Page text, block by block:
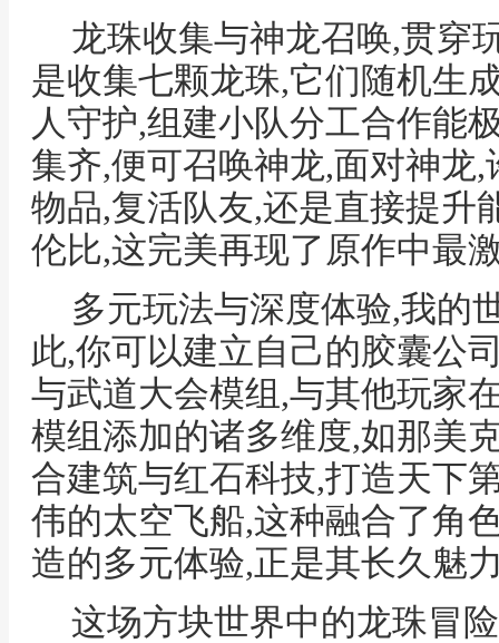
龙珠收集与神龙召唤,贯穿
是收集七颗龙珠,它们随机生
人守护,组建小队分工合作能
集齐,便可召唤神龙,面对神龙
物品,复活队友,还是直接提升
伦比,这完美再现了原作中最
多元玩法与深度体验,我的
此,你可以建立自己的胶囊公
与武道大会模组,与其他玩家
模组添加的诸多维度,如那美
合建筑与红石科技,打造天下
伟的太空飞船,这种融合了角
造的多元体验,正是其长久魅
这场方块世界中的龙珠冒